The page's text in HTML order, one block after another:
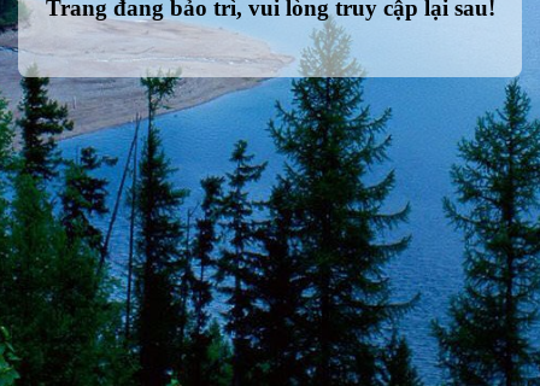
Trang đang bảo trì, vui lòng truy cập lại sau!